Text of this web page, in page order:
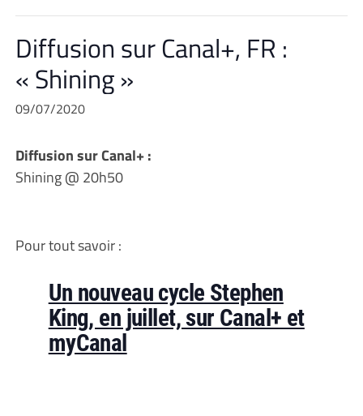
Diffusion sur Canal+, FR :
« Shining »
09/07/2020
Diffusion sur Canal+ :
Shining @ 20h50
Pour tout savoir :
Un nouveau cycle Stephen
King, en juillet, sur Canal+ et
myCanal